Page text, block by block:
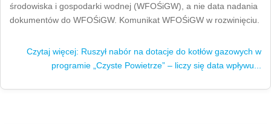
środowiska i gospodarki wodnej (WFOŚiGW), a nie data nadania
dokumentów do WFOŚiGW. Komunikat WFOŚiGW w rozwinięciu.
Czytaj więcej: Ruszył nabór na dotacje do kotłów gazowych w
programie „Czyste Powietrze” – liczy się data wpływu...